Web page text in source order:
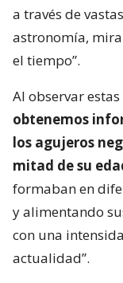
a través de
astronomía,
el tiempo”.
Al observar
obtenemos
los agujeros
mitad de su
formaban en
y alimentando
con una
actualidad”.